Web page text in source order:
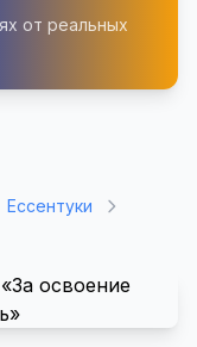
от реальных
Ессентуки